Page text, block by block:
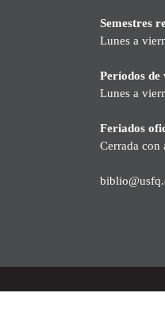
Semestres
Lunes a
Períodos de
Lunes a
Feriados
Cerrada con